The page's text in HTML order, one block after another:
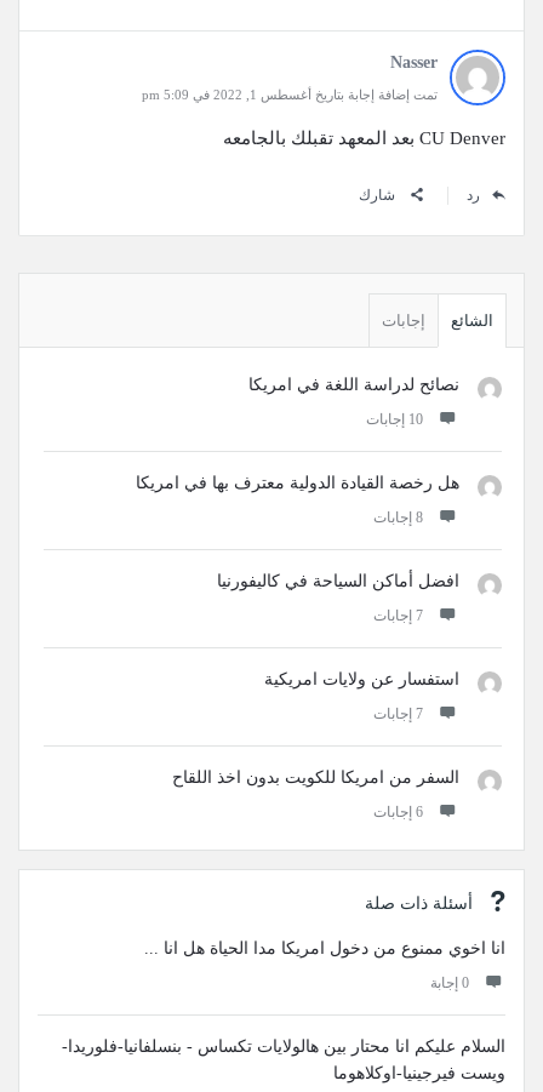
Nasser
تمت إضافة إجابة بتاريخ أغسطس 1, 2022 في 5:09 pm
CU Denver بعد المعهد تقبلك بالجامعه
رد شارك
الجانبيةالشائع إجابات
نصائح لدراسة اللغة في امريكا
‫10 إجابات
هل رخصة القيادة الدولية معترف بها في امريكا
‫8 إجابات
افضل أماكن السياحة في كاليفورنيا
‫7 إجابات
استفسار عن ولايات امريكية
‫7 إجابات
السفر من امريكا للكويت بدون اخذ اللقاح
‫6 إجابات
أسئلة ذات صلة
انا اخوي ممنوع من دخول امريكا مدا الحياة هل انا ...
‫0 إجابة
السلام عليكم انا محتار بين هالولايات تكساس - بنسلفانيا-فلوريدا-
ويست فيرجينيا-اوكلاهوما